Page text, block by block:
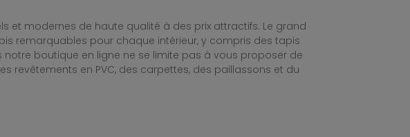
et modernes de haute qualité à des prix attractifs. Le grand
remarquables pour chaque intérieur, y compris des tapis
boutique en ligne ne se limite pas à vous proposer de
revêtements en PVC, des carpettes, des paillassons et du